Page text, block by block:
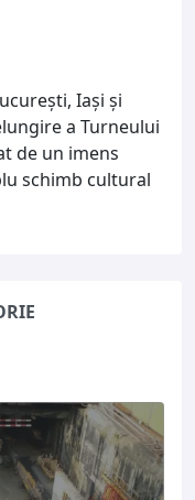
Iaşi şi
a Turneului
de un imens
schimb cultural